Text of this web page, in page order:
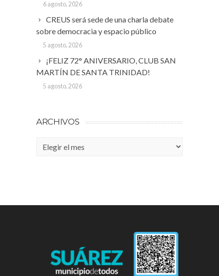
6 agosto, 2026
CREUS será sede de una charla debate
sobre democracia y espacio público
5 agosto, 2026
¡FELIZ 72° ANIVERSARIO, CLUB SAN
MARTÍN DE SANTA TRINIDAD!
5 agosto, 2026
ARCHIVOS
Archivos